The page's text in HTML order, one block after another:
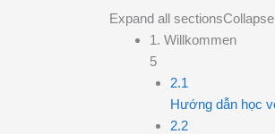
Expand all sections
1. Willkommen
5
2.1
Hướng dẫn học
2.2